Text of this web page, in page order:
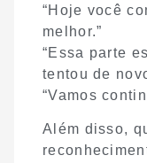
“Hoje você
melhor.”
“Essa parte
tentou de
“Vamos
Além disso,